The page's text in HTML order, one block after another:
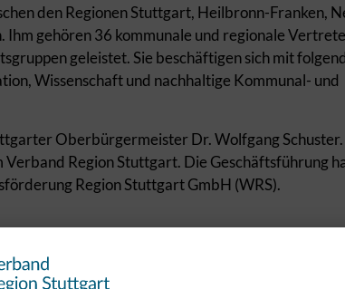
den Regionen Stuttgart, Heilbronn-Franken,
gehören 36 kommunale und regionale
geleistet. Sie beschäftigen sich mit
Wissenschaft und nachhaltige Kommunal- und
Oberbürgermeister Dr. Wolfgang Schuster.
Region Stuttgart. Die Geschäftsführung
Region Stuttgart GmbH (WRS).